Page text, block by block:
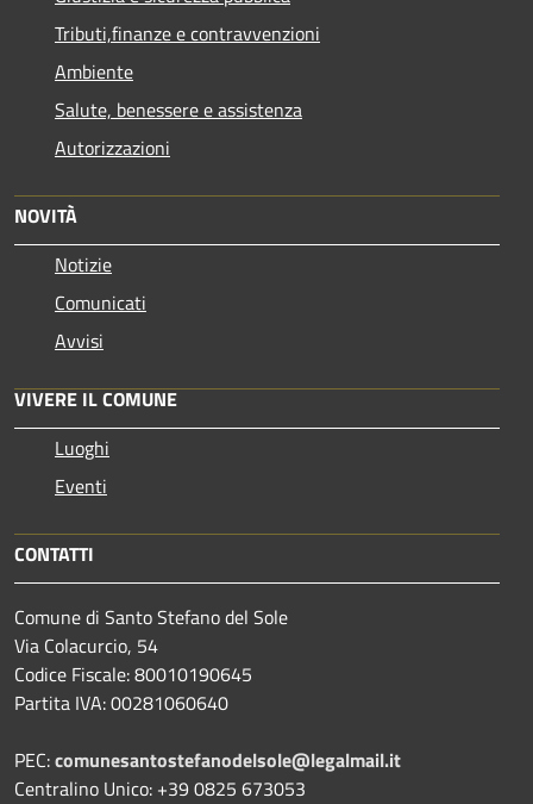
Tributi,finanze e contravvenzioni
Ambiente
Salute, benessere e assistenza
Autorizzazioni
NOVITÀ
Notizie
Comunicati
Avvisi
VIVERE IL COMUNE
Luoghi
Eventi
CONTATTI
Comune di Santo Stefano del Sole
Via Colacurcio, 54
Codice Fiscale: 80010190645
Partita IVA: 00281060640
PEC:comunesantostefanodelsole@legalmail.it
Centralino Unico: +39 0825 673053